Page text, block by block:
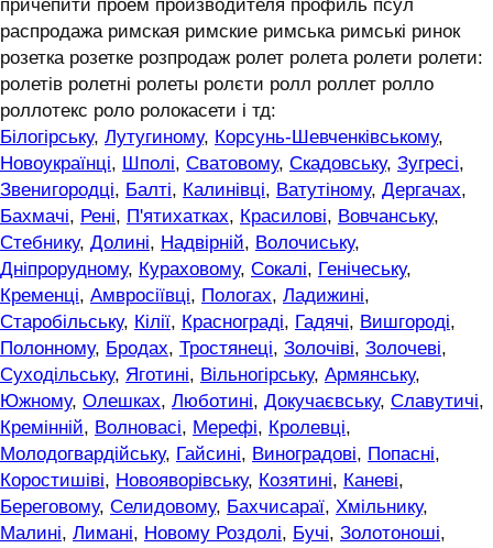
причепити проем производителя профиль псул
распродажа римская римские римська римські ринок
розетка розетке розпродаж ролет ролета ролети ролети:
ролетів ролетні ролеты ролєти ролл роллет ролло
роллотекс роло ролокасети і тд:
Білогірську, Лутугиному, Корсунь-Шевченківському,
Новоукраїнці, Шполі, Сватовому, Скадовську, Зугресі,
Звенигородці, Балті, Калинівці, Ватутіному, Дергачах,
Бахмачі, Рені, П'ятихатках, Красилові, Вовчанську,
Стебнику, Долині, Надвірній, Волочиську,
Дніпрорудному, Кураховому, Сокалі, Генічеську,
Кременці, Амвросіївці, Пологах, Ладижині,
Старобільську, Кілії, Краснограді, Гадячі, Вишгороді,
Полонному, Бродах, Тростянеці, Золочіві, Золочеві,
Суходільську, Яготині, Вільногірську, Армянську,
Южному, Олешках, Люботині, Докучаєвську, Славутичі,
Кремінній, Волновасі, Мерефі, Кролевці,
Молодогвардійську, Гайсині, Виноградові, Попасні,
Коростишіві, Новояворівську, Козятині, Каневі,
Береговому, Селидовому, Бахчисараї, Хмільнику,
Малині, Лимані, Новому Роздолі, Бучі, Золотоноші,